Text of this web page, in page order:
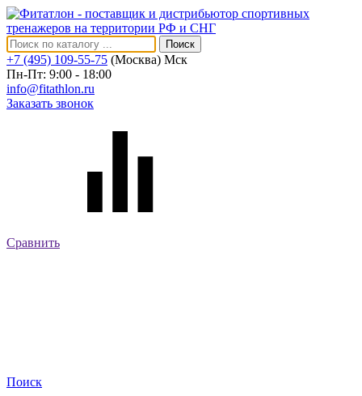
Поиск
+7 (495) 109-55-75 (Москва) Мск
Пн-Пт: 9:00 - 18:00
info@fitathlon.ru
Заказать звонок
Сравнить
Поиск